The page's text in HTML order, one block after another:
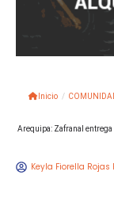
Inicio /
Arequipa: Zafranal
Keyla Fiorella Rojas